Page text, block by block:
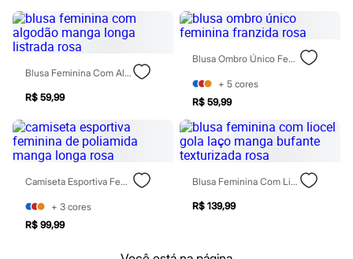
Beleza C&A
Boca Rosa
Bruna Tavares
Ciclo
Fran by Franciny Ehlke
Jean Paul Gaultier
Lancôme
Mari Maria
Mascavo
Niina Secrets
Océane
Payot
Rabanne
Real Techniques
Vizzela
Blusa Feminina Com Algodão Manga Longa Listrada Rosa
R$ 59,99
Blusa Ombro Único Feminina Franzida Rosa
+ 5 cores
R$ 59,99
Camiseta Esportiva Feminina De Poliamida Manga Longa Rosa
+ 3 cores
R$ 99,99
Blusa Feminina Com Liocel Gola Laço Manga Bufante Texturizada Rosa
R$ 139,99